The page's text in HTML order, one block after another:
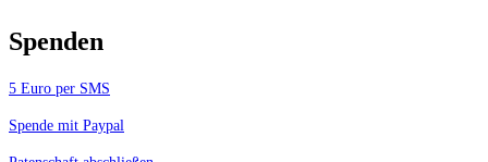
Spenden
5 Euro per SMS
Spende mit Paypal